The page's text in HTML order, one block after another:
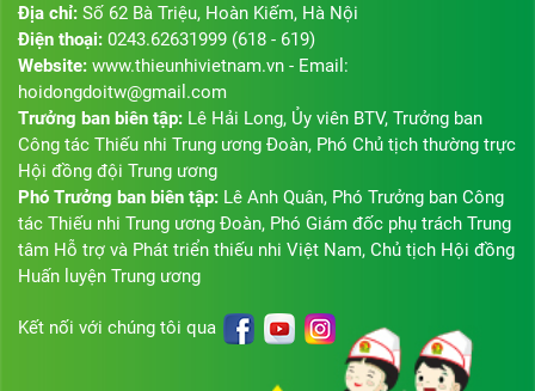
Địa chỉ: Số 62 Bà Triệu, Hoàn Kiếm, Hà Nội
Điện thoại: 0243.62631999 (618 - 619)
Website: www.thieunhivietnam.vn - Email:
hoidongdoitw@gmail.com
Trưởng ban biên tập: Lê Hải Long, Ủy viên BTV, Trưởng ban
Công tác Thiếu nhi Trung ương Đoàn, Phó Chủ tịch thường trực
Hội đồng đội Trung ương
Phó Trưởng ban biên tập: Lê Anh Quân, Phó Trưởng ban Công
tác Thiếu nhi Trung ương Đoàn, Phó Giám đốc phụ trách Trung
tâm Hỗ trợ và Phát triển thiếu nhi Việt Nam, Chủ tịch Hội đồng
Huấn luyện Trung ương
Kết nối với chúng tôi qua